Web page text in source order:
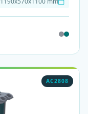
AC2808